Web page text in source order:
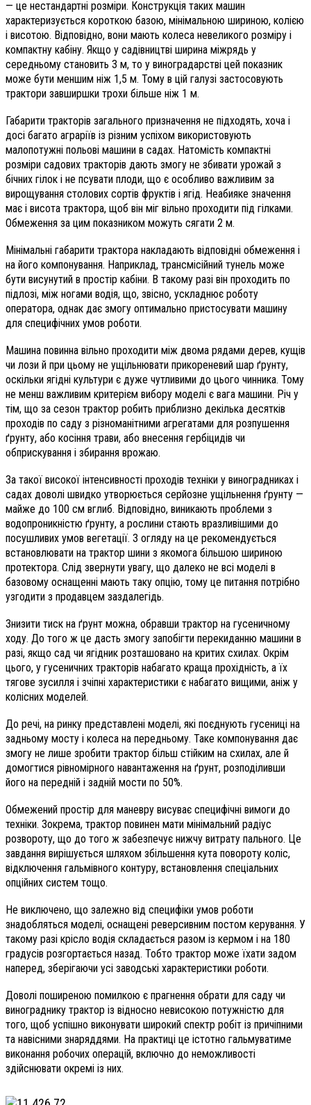
— це нестандартні розміри. Конструкція таких машин
характеризується короткою базою, мінімальною шириною, колією
і висотою. Відповідно, вони мають колеса невеликого розміру і
компактну кабіну. Якщо у садівництві ширина міжрядь у
середньому становить 3 м, то у виноградарстві цей показник
може бути меншим ніж 1,5 м. Тому в цій галузі застосовують
трактори завширшки трохи більше ніж 1 м.
Габарити тракторів загального призначення не підходять, хоча і
досі багато аграріїв із різним успіхом використовують
малопотужні польові машини в садах. Натомість компактні
розміри садових тракторів дають змогу не збивати урожай з
бічних гілок і не псувати плоди, що є особливо важливим за
вирощування столових сортів фруктів і ягід. Неабияке значення
має і висота трактора, щоб він міг вільно проходити під гілками.
Обмеження за цим показником можуть сягати 2 м.
Мінімальні габарити трактора накладають відповідні обмеження і
на його компонування. Наприклад, трансмісійний тунель може
бути висунутий в простір кабіни. В такому разі він проходить по
підлозі, між ногами водія, що, звісно, ускладнює роботу
оператора, однак дає змогу оптимально пристосувати машину
для специфічних умов роботи.
Машина повинна вільно проходити між двома рядами дерев, кущів
чи лози й при цьому не ущільнювати прикореневий шар ґрунту,
оскільки ягідні культури є дуже чутливими до цього чинника. Тому
не менш важливим критерієм вибору моделі є вага машини. Річ у
тім, що за сезон трактор робить приблизно декілька десятків
проходів по саду з різноманітними агрегатами для розпушення
ґрунту, або косіння трави, або внесення гербіцидів чи
обприскування і збирання врожаю.
За такої високої інтенсивності проходів техніки у виноградниках і
садах доволі швидко утворюється серйозне ущільнення ґрунту —
майже до 100 см вглиб. Відповідно, виникають проблеми з
водопроникністю ґрунту, а рослини стають вразливішими до
посушливих умов вегетації. З огляду на це рекомендується
встановлювати на трактор шини з якомога більшою шириною
протектора. Слід звернути увагу, що далеко не всі моделі в
базовому оснащенні мають таку опцію, тому це питання потрібно
узгодити з продавцем заздалегідь.
Знизити тиск на ґрунт можна, обравши трактор на гусеничному
ходу. До того ж це дасть змогу запобігти перекиданню машини в
разі, якщо сад чи ягідник розташовано на критих схилах. Окрім
цього, у гусеничних тракторів набагато краща прохідність, а їх
тягове зусилля і зчіпні характеристики є набагато вищими, аніж у
колісних моделей.
До речі, на ринку представлені моделі, які поєднують гусениці на
задньому мосту і колеса на передньому. Таке компонування дає
змогу не лише зробити трактор більш стійким на схилах, але й
домогтися рівномірного навантаження на ґрунт, розподіливши
його на передній і задній мости по 50%.
Обмежений простір для маневру висуває специфічні вимоги до
техніки. Зокрема, трактор повинен мати мінімальний радіус
розвороту, що до того ж забезпечує нижчу витрату пального. Це
завдання вирішується шляхом збільшення кута повороту коліс,
відключення гальмівного контуру, встановлення спеціальних
опційних систем тощо.
Не виключено, що залежно від специфіки умов роботи
знадобляться моделі, оснащені реверсивним постом керування. У
такому разі крісло водія складається разом із кермом і на 180
градусів розгортається назад. Тобто трактор може їхати задом
наперед, зберігаючи усі заводські характеристики роботи.
Доволі поширеною помилкою є прагнення обрати для саду чи
винограднику трактор із відносно невисокою потужністю для
того, щоб успішно виконувати широкий спектр робіт із причіпними
та навісними знаряддями. На практиці це істотно гальмуватиме
виконання робочих операцій, включно до неможливості
здійснювати окремі із них.